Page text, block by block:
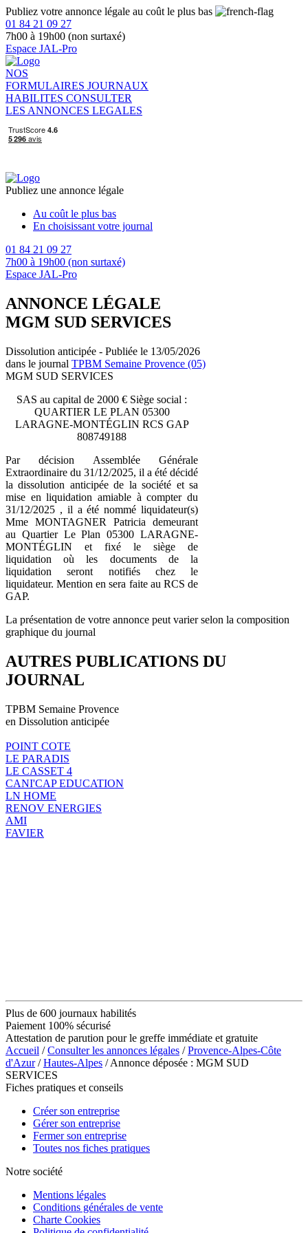
Publiez votre annonce légale au coût le plus bas
01 84 21 09 27
7h00 à 19h00 (non surtaxé)
Espace JAL-Pro
NOS
FORMULAIRES JOURNAUX
HABILITES CONSULTER
LES ANNONCES LEGALES
Publiez une annonce légale
Au coût le plus bas
En choisissant votre journal
01 84 21 09 27
7h00 à 19h00 (non surtaxé)
Espace JAL-Pro
ANNONCE LÉGALE
MGM SUD SERVICES
Dissolution anticipée - Publiée le 13/05/2026
dans le journal TPBM Semaine Provence (05)
MGM SUD SERVICES
SAS au capital de 2000 € Siège social :
QUARTIER LE PLAN 05300
LARAGNE-MONTÉGLIN RCS GAP
808749188
Par décision Assemblée Générale
Extraordinaire du 31/12/2025, il a été décidé
la dissolution anticipée de la société et sa
mise en liquidation amiable à compter du
31/12/2025 , il a été nommé liquidateur(s)
Mme MONTAGNER Patricia demeurant
au Quartier Le Plan 05300 LARAGNE-
MONTÉGLIN et fixé le siège de
liquidation où les documents de la
liquidation seront notifiés chez le
liquidateur. Mention en sera faite au RCS de
GAP.
La présentation de votre annonce peut varier selon la composition
graphique du journal
AUTRES PUBLICATIONS DU
JOURNAL
TPBM Semaine Provence
en Dissolution anticipée
POINT COTE
LE PARADIS
LE CASSET 4
CANI'CAP EDUCATION
LN HOME
RENOV ENERGIES
AMI
FAVIER
Plus de 600 journaux habilités
Paiement 100% sécurisé
Attestation de parution pour le greffe immédiate et gratuite
Accueil /Consulter les annonces légales /Provence-Alpes-Côte
d'Azur/Hautes-Alpes / Annonce déposée : MGM SUD
SERVICES
Fiches pratiques et conseils
Créer son entreprise
Gérer son entreprise
Fermer son entreprise
Toutes nos fiches pratiques
Notre société
Mentions légales
Conditions générales de vente
Charte Cookies